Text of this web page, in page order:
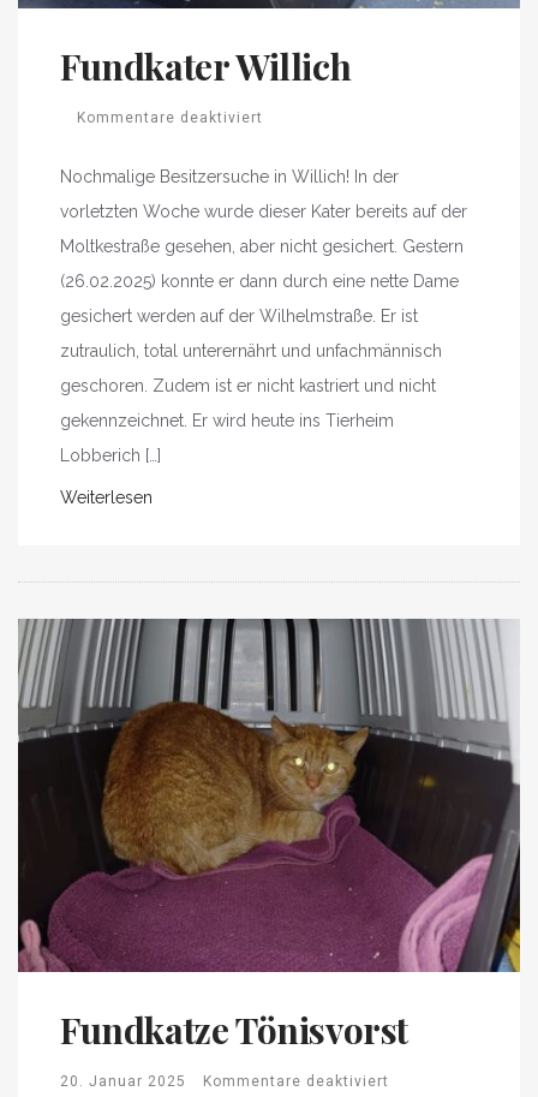
Fundkater Willich
Kommentare deaktiviert
Nochmalige Besitzersuche in Willich! In der
vorletzten Woche wurde dieser Kater bereits auf der
Moltkestraße gesehen, aber nicht gesichert. Gestern
(26.02.2025) konnte er dann durch eine nette Dame
gesichert werden auf der Wilhelmstraße. Er ist
zutraulich, total unterernährt und unfachmännisch
geschoren. Zudem ist er nicht kastriert und nicht
gekennzeichnet. Er wird heute ins Tierheim
Lobberich […]
Weiterlesen
Fundkatze Tönisvorst
20. Januar 2025 Kommentare deaktiviert